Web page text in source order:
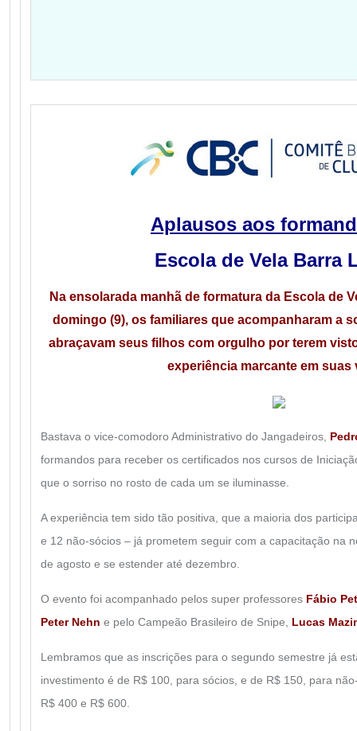
Aplausos aos
Escola de Vela Barra
Na ensolarada manhã de formatura da Escola de
domingo (9), os familiares que acompanharam a
abraçavam seus filhos com orgulho por terem
experiência marcante em suas
Bastava o vice-comodoro Administrativo do Jangadeiros,
formandos para receber os certificados nos cursos de
que o sorriso no rosto de cada um se iluminasse.
A experiência tem sido tão positiva, que a maioria dos
e 12 não-sócios – já prometem seguir com a capacitação na
de agosto e se estender até dezembro.
O evento foi acompanhado pelos super professores Fábio
Peter Nehn e pelo Campeão Brasileiro de Snipe, Lucas
Lembramos que as inscrições para o segundo semestre já
investimento é de R$ 100, para sócios, e de R$ 150, para
R$ 400 e R$ 600.